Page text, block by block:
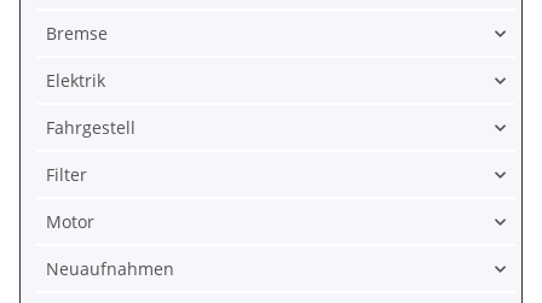
Bremse
Elektrik
Fahrgestell
Filter
Motor
Neuaufnahmen